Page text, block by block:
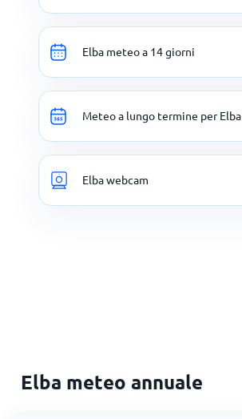
Elba meteo a 14 giorni
Meteo a lungo termine per Elba
Elba webcam
Elba meteo annuale